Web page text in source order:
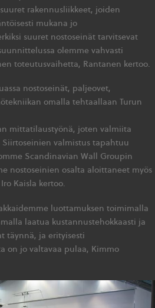
rakennusliikkeet, joiden
mukana jo
suuret nostoseinät tarvitsevat
olemme vahvasti
toteutusvaihetta, Rantanen kertoo.
nostoseinät, paljeovet,
omalla tehtaallaan Turun
mittatilaustyönä, joten valmiita
valmistus tapahtuu
Scandinavian Wall Groupin
nostoseinien osalta aloittaneet myös
Kaisla kertoo.
luottamuksen toimimalla
laatua kustannustehokkaasti ja
täynnä, ja erityisesti
on jo valtavaa pulaa, Kimmo